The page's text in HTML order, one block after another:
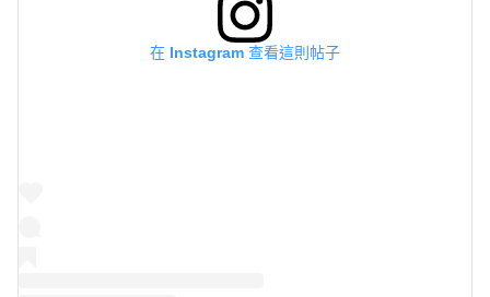
在 Instagram 查看這則帖子